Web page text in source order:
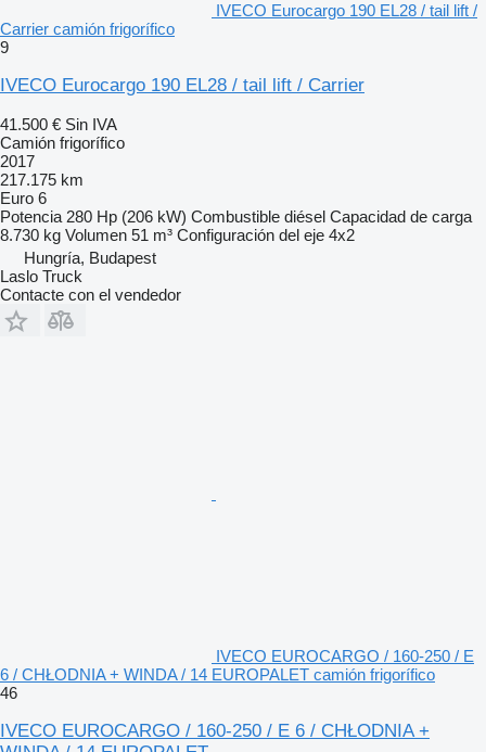
IVECO Eurocargo 190 EL28 / tail lift /
Carrier camión frigorífico
9
IVECO Eurocargo 190 EL28 / tail lift / Carrier
41.500 € Sin IVA
Camión frigorífico
2017
217.175 km
Euro 6
Potencia 280 Hp (206 kW) Combustible diésel Capacidad de carga
8.730 kg Volumen 51 m³ Configuración del eje 4x2
Hungría, Budapest
Laslo Truck
Contacte con el vendedor
IVECO EUROCARGO / 160-250 / E
6 / CHŁODNIA + WINDA / 14 EUROPALET camión frigorífico
46
IVECO EUROCARGO / 160-250 / E 6 / CHŁODNIA +